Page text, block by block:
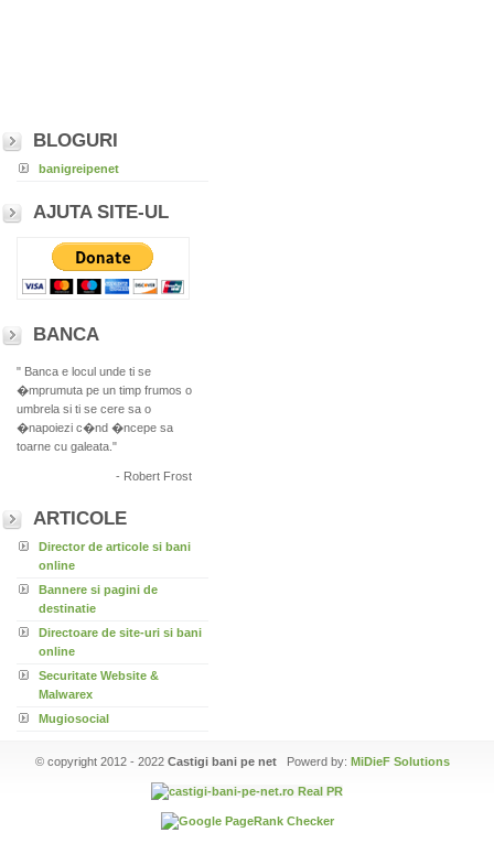
BLOGURI
banigreipenet
AJUTA SITE-UL
BANCA
" Banca e locul unde ti se
�mprumuta pe un timp frumos o
umbrela si ti se cere sa o
�napoiezi c�nd �ncepe sa
toarne cu galeata."
- Robert Frost
ARTICOLE
Director de articole si bani
online
Bannere si pagini de
destinatie
Directoare de site-uri si bani
online
Securitate Website &
Malwarex
Mugiosocial
© copyright 2012 - 2022 Castigi bani pe netPowerd by: MiDieF Solutions